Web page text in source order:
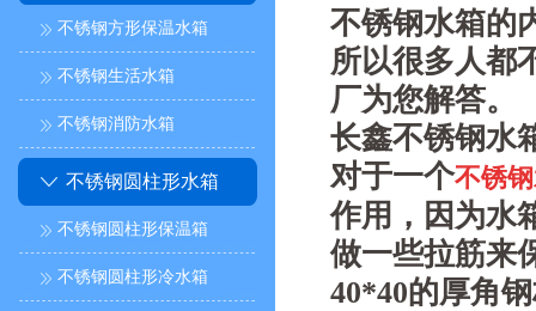
不锈钢方形保温水箱
不锈钢生活水箱
不锈钢消防水箱
不锈钢圆柱形水箱
不锈钢圆柱形保温箱
不锈钢圆柱形冷水箱
不锈钢水箱的
所以很多人都
厂为您解答。
长鑫不锈钢水
对于一个不锈
作用，因为水
做一些拉筋来
40*40的厚角